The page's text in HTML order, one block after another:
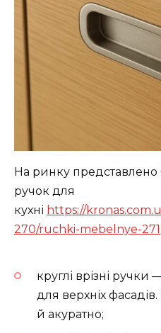
На ринку представлено
ручок для
кухні https://
270/ruchki-mebelnye-271
круглі врізні ручки
для верхніх
й акуратно;